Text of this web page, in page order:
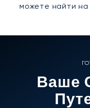
можете найти
Ваше